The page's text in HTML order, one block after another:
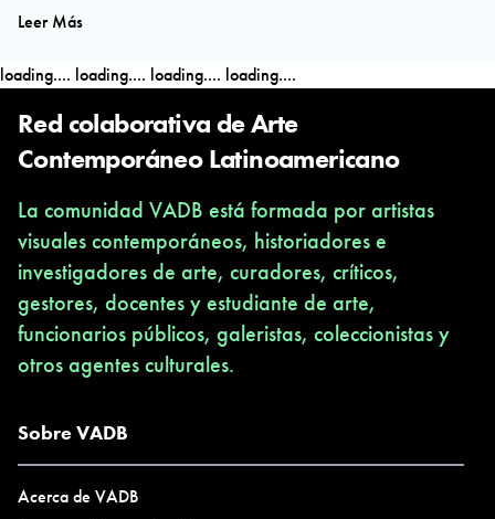
Leer Más
loading.... loading.... loading.... loading....
Red colaborativa de Arte
Contemporáneo Latinoamericano
La comunidad VADB está formada por artistas
visuales contemporáneos, historiadores e
investigadores de arte, curadores, críticos,
gestores, docentes y estudiante de arte,
funcionarios públicos, galeristas, coleccionistas y
otros agentes culturales.
Sobre VADB
Acerca de VADB